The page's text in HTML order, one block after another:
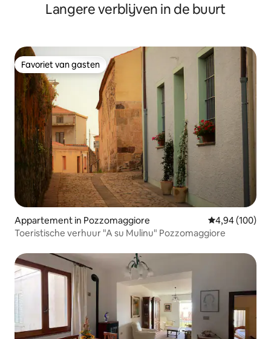
Langere verblijven in de buurt
Favoriet van gasten
Favoriet van gasten
Appartement in Pozzomaggiore Gemiddelde
4,94 (100)
Toeristische verhuur "A su Mulinu" Pozzomaggiore